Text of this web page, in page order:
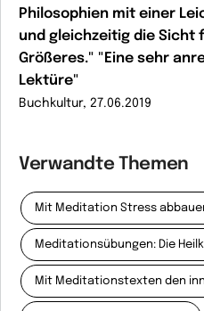
Philosophien mit einer
und gleichzeitig die
Größeres." "Eine sehr
Lektüre"
Buchkultur, 27.06.2019
Verwandte Themen
Mit Meditation Stress
Meditationsübungen: Die
Mit Meditationstexten den